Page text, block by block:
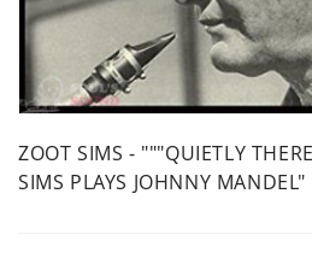
ZOOT SIMS - """QUIETLY
SIMS PLAYS JOHNNY MANDEL"